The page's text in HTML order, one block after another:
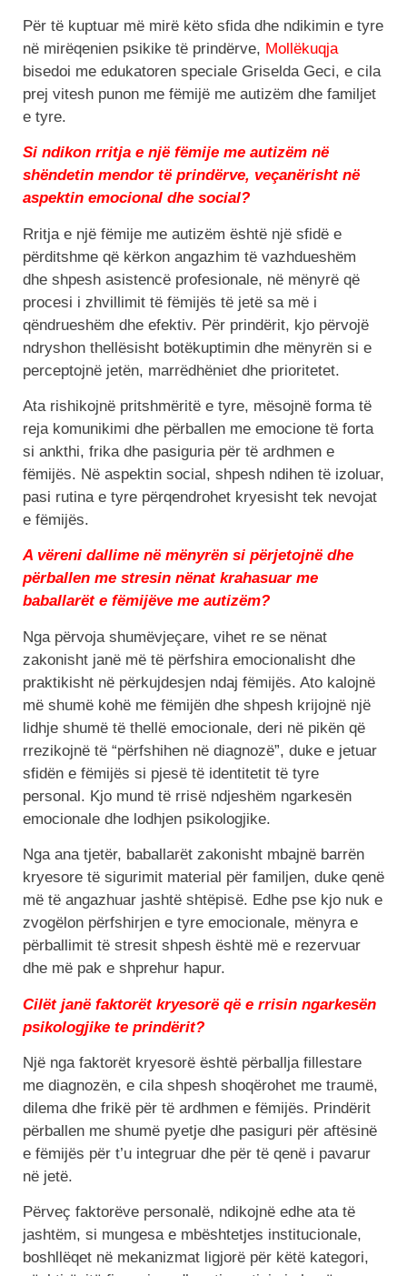
Për të kuptuar më mirë këto sfida dhe ndikimin e tyre
në mirëqenien psikike të prindërve, Mollëkuqja
bisedoi me edukatoren speciale Griselda Geci, e cila
prej vitesh punon me fëmijë me autizëm dhe familjet
e tyre.
Si ndikon rritja e një fëmije me autizëm në
shëndetin mendor të prindërve, veçanërisht në
aspektin emocional dhe social?
Rritja e një fëmije me autizëm është një sfidë e
përditshme që kërkon angazhim të vazhdueshëm
dhe shpesh asistencë profesionale, në mënyrë që
procesi i zhvillimit të fëmijës të jetë sa më i
qëndrueshëm dhe efektiv. Për prindërit, kjo përvojë
ndryshon thellësisht botëkuptimin dhe mënyrën si e
perceptojnë jetën, marrëdhëniet dhe prioritetet.
Ata rishikojnë pritshmëritë e tyre, mësojnë forma të
reja komunikimi dhe përballen me emocione të forta
si ankthi, frika dhe pasiguria për të ardhmen e
fëmijës. Në aspektin social, shpesh ndihen të izoluar,
pasi rutina e tyre përqendrohet kryesisht tek nevojat
e fëmijës.
A vëreni dallime në mënyrën si përjetojnë dhe
përballen me stresin nënat krahasuar me
baballarët e fëmijëve me autizëm?
Nga përvoja shumëvjeçare, vihet re se nënat
zakonisht janë më të përfshira emocionalisht dhe
praktikisht në përkujdesjen ndaj fëmijës. Ato kalojnë
më shumë kohë me fëmijën dhe shpesh krijojnë një
lidhje shumë të thellë emocionale, deri në pikën që
rrezikojnë të “përfshihen në diagnozë”, duke e jetuar
sfidën e fëmijës si pjesë të identitetit të tyre
personal. Kjo mund të rrisë ndjeshëm ngarkesën
emocionale dhe lodhjen psikologjike.
Nga ana tjetër, baballarët zakonisht mbajnë barrën
kryesore të sigurimit material për familjen, duke qenë
më të angazhuar jashtë shtëpisë. Edhe pse kjo nuk e
zvogëlon përfshirjen e tyre emocionale, mënyra e
përballimit të stresit shpesh është më e rezervuar
dhe më pak e shprehur hapur.
Cilët janë faktorët kryesorë që e rrisin ngarkesën
psikologjike te prindërit?
Një nga faktorët kryesorë është përballja fillestare
me diagnozën, e cila shpesh shoqërohet me traumë,
dilema dhe frikë për të ardhmen e fëmijës. Prindërit
përballen me shumë pyetje dhe pasiguri për aftësinë
e fëmijës për t’u integruar dhe për të qenë i pavarur
në jetë.
Përveç faktorëve personalë, ndikojnë edhe ata të
jashtëm, si mungesa e mbështetjes institucionale,
boshllëqet në mekanizmat ligjorë për këtë kategori,